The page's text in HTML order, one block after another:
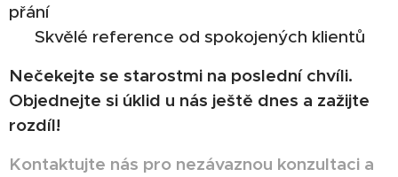
přání
✔️ Skvělé reference od spokojených klientů
Nečekejte se starostmi na poslední chvíli.
Objednejte si úklid u nás ještě dnes a zažijte
rozdíl!
Kontaktujte nás pro nezávaznou konzultaci a